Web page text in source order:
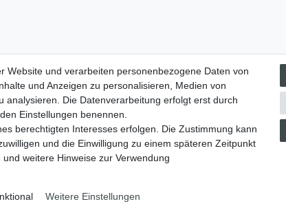
Widerrufs­formular Impressum Daten­schutz­erklärung
Website und verarbeiten personenbezogene Daten von
und Anzeigen zu personalisieren, Medien von
Die Datenverarbeitung erfolgt erst durch
Einstellungen benennen.
berechtigten Interesses erfolgen. Die Zustimmung kann
und die Einwilligung zu einem späteren Zeitpunkt
und weitere Hinweise zur Verwendung
Weitere Einstellungen